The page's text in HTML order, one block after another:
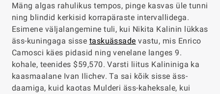
Mäng algas rahulikus tempos, pinge kasvas üle tunni
ning blindid kerkisid korrapäraste intervallidega.
Esimene väljalangemine tuli, kui Nikita Kalinin lükkas
äss-kuningaga sisse taskuässade vastu, mis Enrico
Camosci käes pidasid ning venelane langes 9.
kohale, teenides $59,570. Varsti liitus Kalininiga ka
kaasmaalane Ivan Ilichev. Ta sai kõik sisse äss-
daamiga, kuid kaotas Mulderi äss-kaheksale, kui